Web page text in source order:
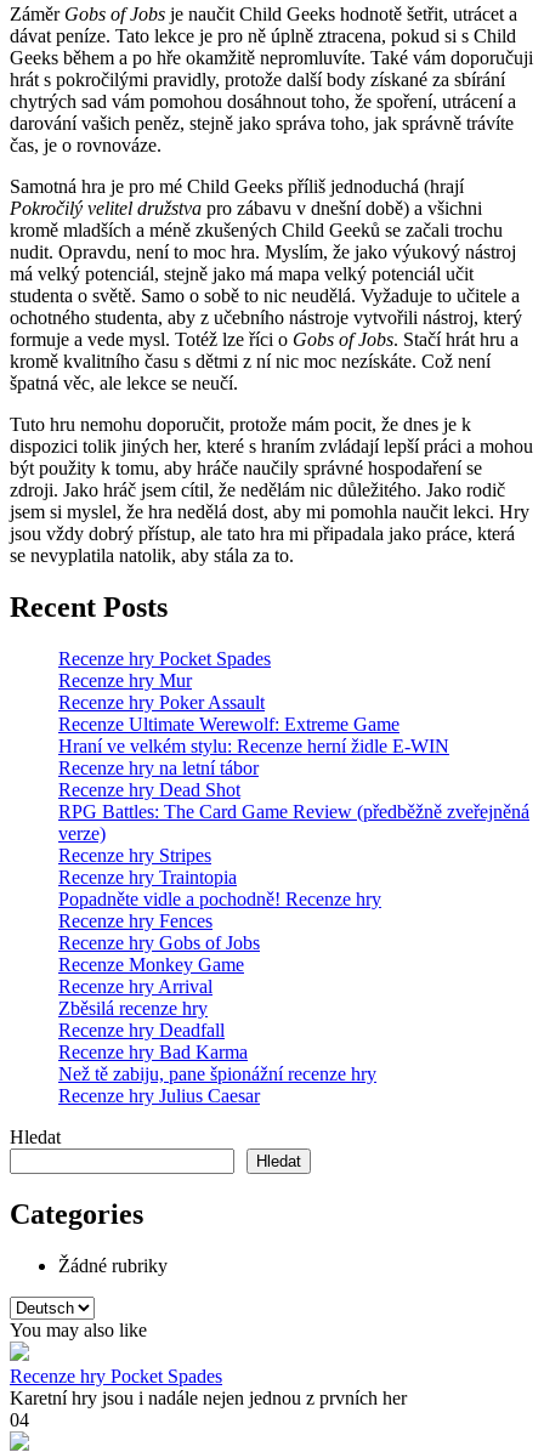
Záměr Gobs of Jobs je naučit Child Geeks hodnotě šetřit, utrácet a
dávat peníze. Tato lekce je pro ně úplně ztracena, pokud si s Child
Geeks během a po hře okamžitě nepromluvíte. Také vám doporučuji
hrát s pokročilými pravidly, protože další body získané za sbírání
chytrých sad vám pomohou dosáhnout toho, že spoření, utrácení a
darování vašich peněz, stejně jako správa toho, jak správně trávíte
čas, je o rovnováze.
Samotná hra je pro mé Child Geeks příliš jednoduchá (hrají
Pokročilý velitel družstva pro zábavu v dnešní době) a všichni
kromě mladších a méně zkušených Child Geeků se začali trochu
nudit. Opravdu, není to moc hra. Myslím, že jako výukový nástroj
má velký potenciál, stejně jako má mapa velký potenciál učit
studenta o světě. Samo o sobě to nic neudělá. Vyžaduje to učitele a
ochotného studenta, aby z učebního nástroje vytvořili nástroj, který
formuje a vede mysl. Totéž lze říci o Gobs of Jobs. Stačí hrát hru a
kromě kvalitního času s dětmi z ní nic moc nezískáte. Což není
špatná věc, ale lekce se neučí.
Tuto hru nemohu doporučit, protože mám pocit, že dnes je k
dispozici tolik jiných her, které s hraním zvládají lepší práci a mohou
být použity k tomu, aby hráče naučily správné hospodaření se
zdroji. Jako hráč jsem cítil, že nedělám nic důležitého. Jako rodič
jsem si myslel, že hra nedělá dost, aby mi pomohla naučit lekci. Hry
jsou vždy dobrý přístup, ale tato hra mi připadala jako práce, která
se nevyplatila natolik, aby stála za to.
Recent Posts
Recenze hry Pocket Spades
Recenze hry Mur
Recenze hry Poker Assault
Recenze Ultimate Werewolf: Extreme Game
Hraní ve velkém stylu: Recenze herní židle E-WIN
Recenze hry na letní tábor
Recenze hry Dead Shot
RPG Battles: The Card Game Review (předběžně zveřejněná
verze)
Recenze hry Stripes
Recenze hry Traintopia
Popadněte vidle a pochodně! Recenze hry
Recenze hry Fences
Recenze hry Gobs of Jobs
Recenze Monkey Game
Recenze hry Arrival
Zběsilá recenze hry
Recenze hry Deadfall
Recenze hry Bad Karma
Než tě zabiju, pane špionážní recenze hry
Recenze hry Julius Caesar
Hledat
Hledat
Categories
Žádné rubriky
Zvolte
jazyk
You may also like
Recenze hry Pocket Spades
Karetní hry jsou i nadále nejen jednou z prvních her
04